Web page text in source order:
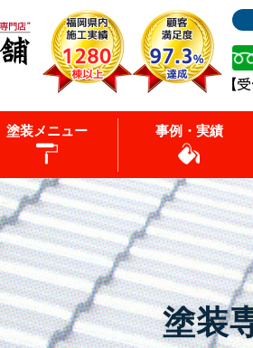
塗装メニュー 事例・実績
塗装